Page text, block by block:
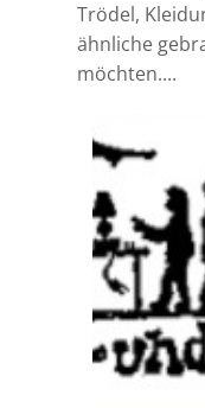
Trödel,
ähnliche
möchten....